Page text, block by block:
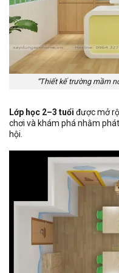
“Thiết kế trường mầm
Lớp học 2–3 tuổi được mở
chơi và khám phá nhằm
hội.